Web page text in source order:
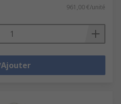
961,00 €/unité
Ajouter